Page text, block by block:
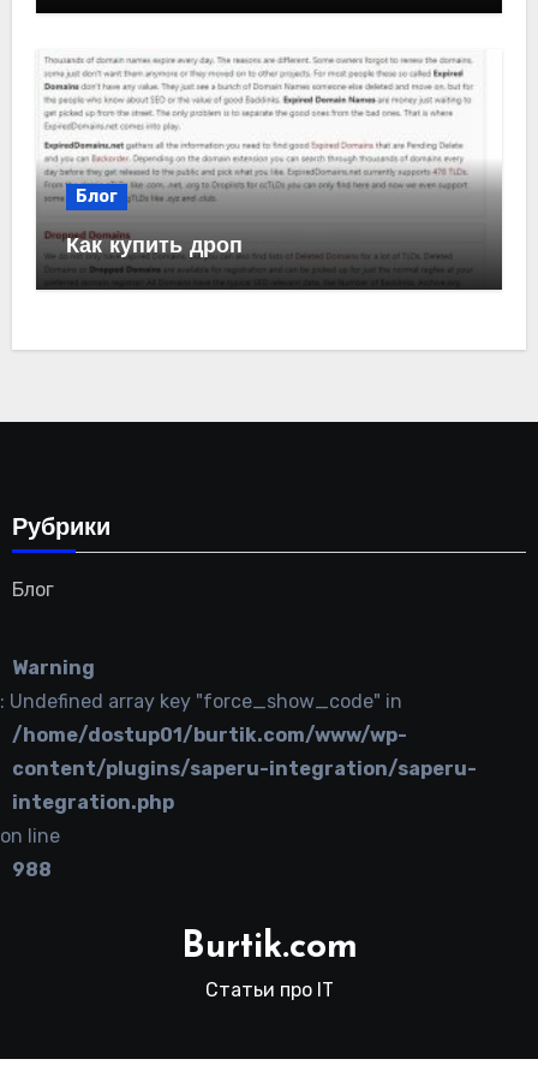
Блог
Как купить дроп
Рубрики
Блог
Warning
: Undefined array key "force_show_code" in
/home/dostup01/burtik.com/www/wp-
content/plugins/saperu-integration/saperu-
integration.php
on line
988
Burtik.com
Статьи про IT